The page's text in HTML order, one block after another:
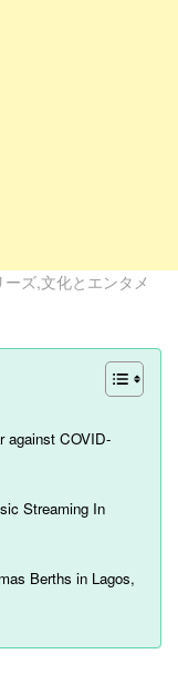
ーズ,文化とエンタメ
against COVID-
Streaming In
Berths in Lagos,